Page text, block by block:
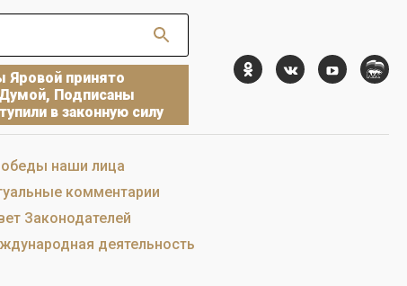
Яровой принято
Подписаны
в законную силу
наши лица
комментарии
Законодателей
деятельность